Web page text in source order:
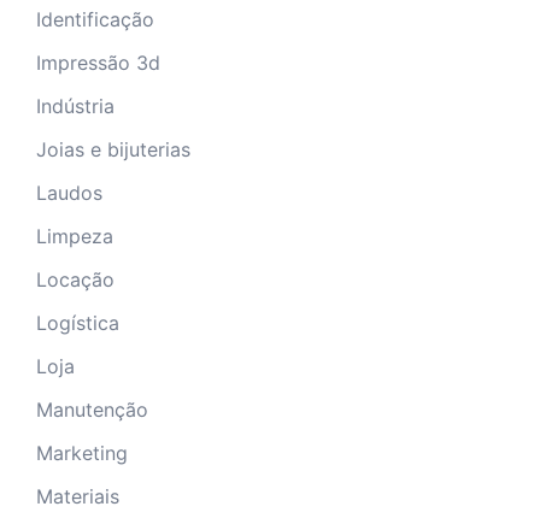
Identificação
Impressão 3d
Indústria
Joias e bijuterias
Laudos
Limpeza
Locação
Logística
Loja
Manutenção
Marketing
Materiais